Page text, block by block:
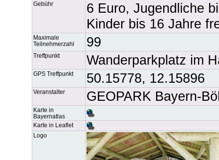
Gebühr
6 Euro, Jugendliche
Kinder bis 16 Jahre
Maximale
Teilnehmerzahl
99
Treffpunkt Wanderparkplatz im
GPS Treffpunkt 50.15778, 12.15896
Veranstalter GEOPARK Bayern-
Karte in
Bayernatlas
Karte in Leaflet
Logo